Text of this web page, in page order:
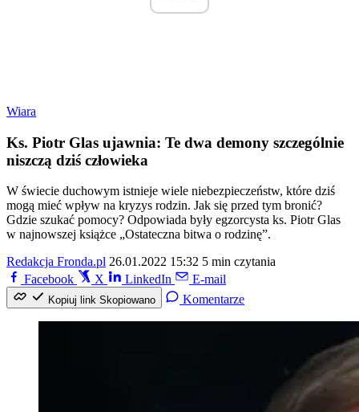
Wiara
Ks. Piotr Glas ujawnia: Te dwa demony szczególnie
niszczą dziś człowieka
W świecie duchowym istnieje wiele niebezpieczeństw, które dziś
mogą mieć wpływ na kryzys rodzin. Jak się przed tym bronić?
Gdzie szukać pomocy? Odpowiada były egzorcysta ks. Piotr Glas
w najnowszej książce „Ostateczna bitwa o rodzinę”.
Redakcja Fronda.pl 26.01.2022 15:32 5 min czytania
Facebook
X LinkedIn E-mail
Kopiuj link Skopiowano Komentarze